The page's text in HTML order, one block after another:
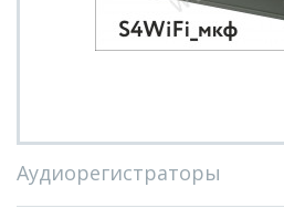
Аудиорегистраторы